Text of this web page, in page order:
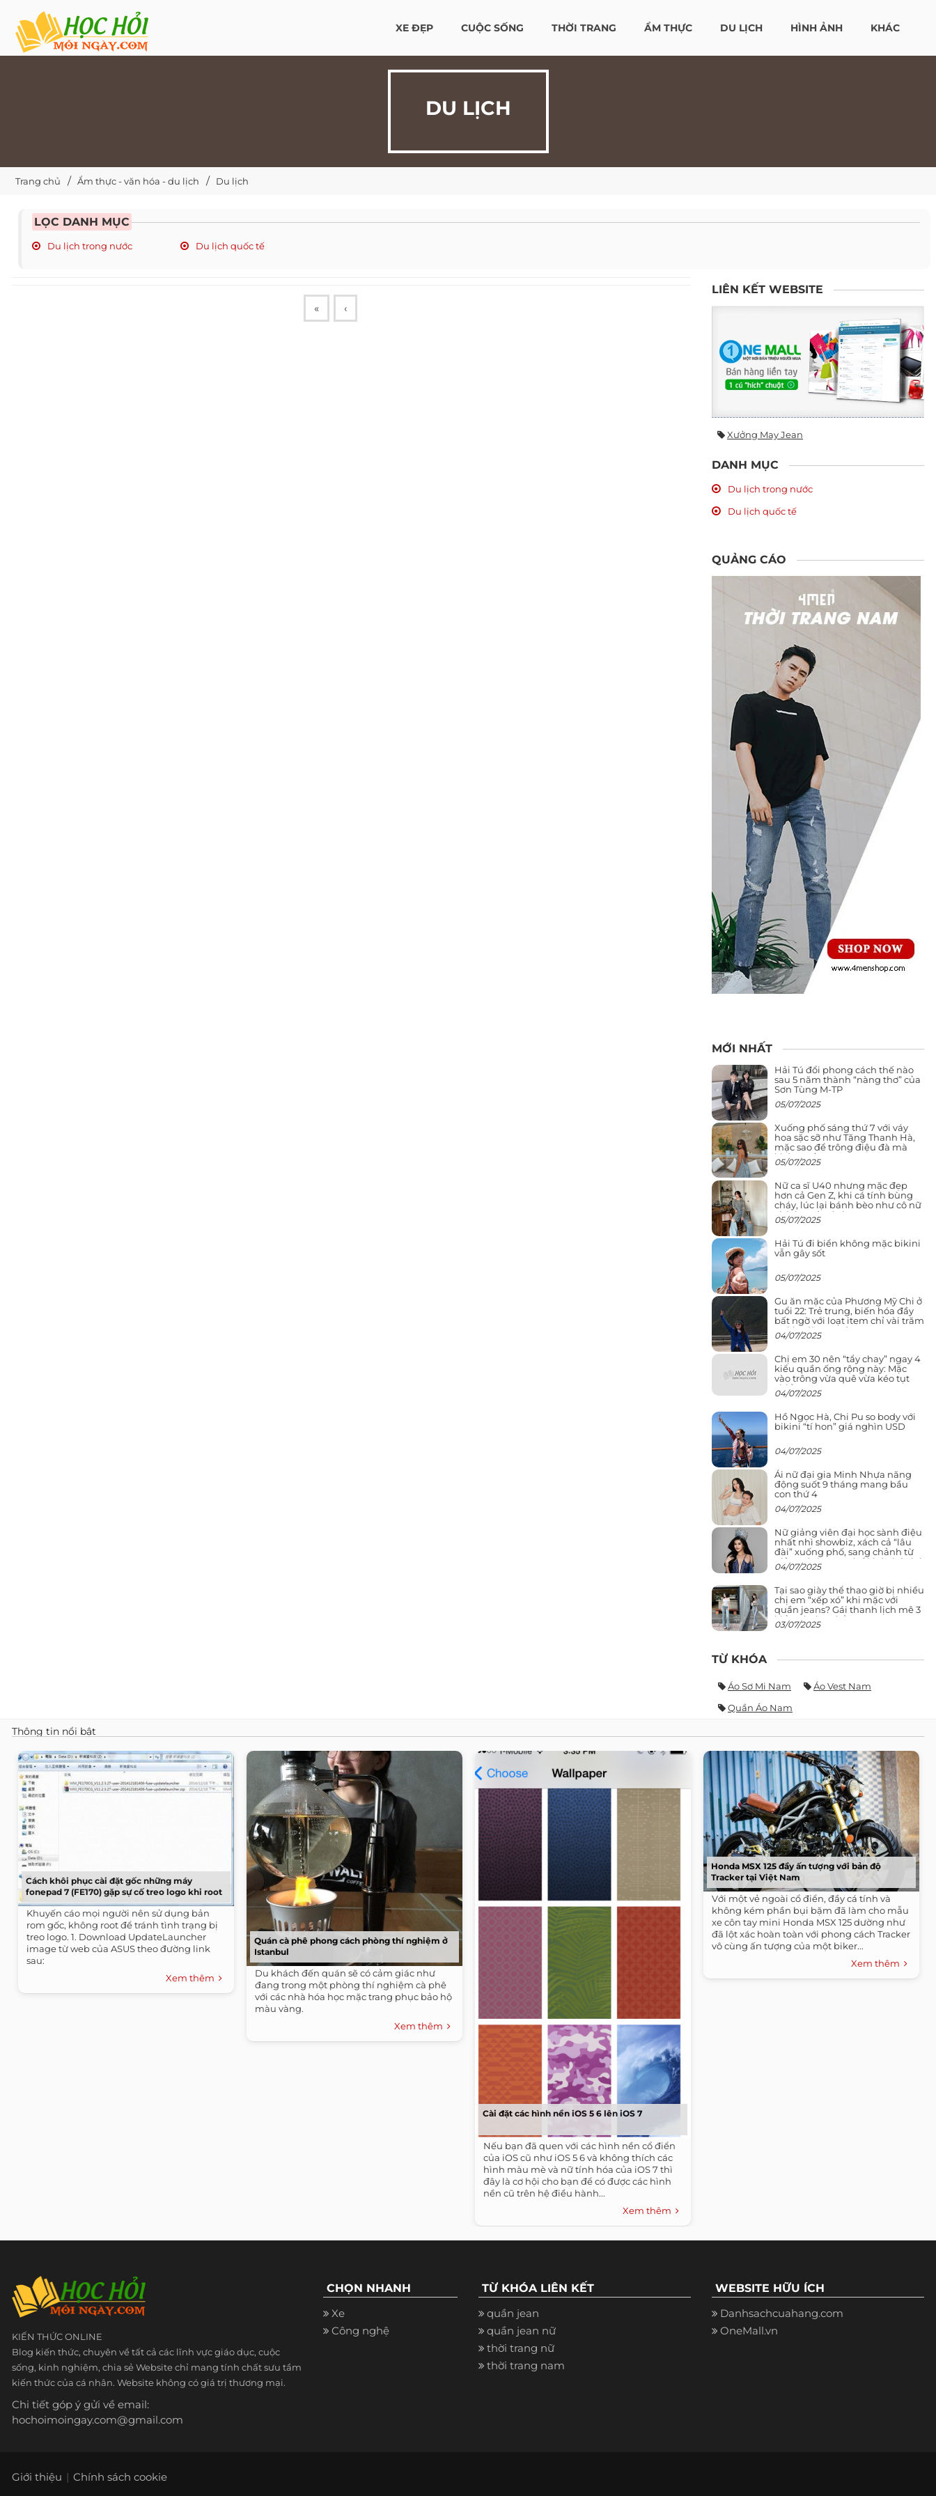
XE ĐẸP CUỘC SỐNG THỜI TRANG ẨM THỰC DU LỊCH HÌNH ẢNH KHÁC
DU LỊCH
Trang chủ Ẩm thực - văn hóa - du lịch Du lịch
LỌC DANH MỤC
Du lịch trong nước Du lịch quốc tế
« ‹
LIÊN KẾT WEBSITE
Xưởng May Jean
DANH MỤC
Du lịch trong nước
Du lịch quốc tế
QUẢNG CÁO
MỚI NHẤT
Hải Tú đổi phong cách thế nào
sau 5 năm thành “nàng thơ” của
Sơn Tùng M-TP
05/07/2025
Xuống phố sáng thứ 7 với váy
hoa sặc sỡ như Tăng Thanh Hà,
mặc sao để trông điệu đà mà
không sến
05/07/2025
Nữ ca sĩ U40 nhưng mặc đẹp
hơn cả Gen Z, khi cá tính bùng
cháy, lúc lại bánh bèo như cô nữ
chính ngôn tình
05/07/2025
Hải Tú đi biển không mặc bikini
vẫn gây sốt
05/07/2025
Gu ăn mặc của Phương Mỹ Chi ở
tuổi 22: Trẻ trung, biến hóa đầy
bất ngờ với loạt item chỉ vài trăm
nghìn đã mua được
04/07/2025
Chị em 30 nên “tẩy chay” ngay 4
kiểu quần ống rộng này: Mặc
vào trông vừa quê vừa kéo tụt
chiều cao
04/07/2025
Hồ Ngọc Hà, Chi Pu so body với
bikini “tí hon” giá nghìn USD
04/07/2025
Ái nữ đại gia Minh Nhựa năng
động suốt 9 tháng mang bầu
con thứ 4
04/07/2025
Nữ giảng viên đại học sành điệu
nhất nhì showbiz, xách cả “lâu
đài” xuống phố, sang chảnh từ
giảng đường ra phố khó ai đọ lại
04/07/2025
Tại sao giày thể thao giờ bị nhiều
chị em “xếp xó” khi mặc với
quần jeans? Gái thanh lịch mê 3
kiểu này hơn hẳn
03/07/2025
TỪ KHÓA
Áo Sơ Mi Nam
Áo Vest Nam
Quần Áo Nam
Thông tin nổi bật
Cách khôi phục cài đặt gốc những máy
fonepad 7 (FE170) gặp sự cố treo logo khi root
Khuyến cáo mọi người nên sử dụng bản
rom gốc, không root để tránh tình trạng bị
treo logo. 1. Download UpdateLauncher
image từ web của ASUS theo đường link
sau:
http://dlcdnet.asus.com/pub/ASUS/EeePAD/FE170CG/UL-
Xem thêm
Quán cà phê phong cách phòng thí nghiệm ở
Istanbul
Du khách đến quán sẽ có cảm giác như
đang trong một phòng thí nghiệm cà phê
với các nhà hóa học mặc trang phục bảo hộ
màu vàng.
Xem thêm
Cài đặt các hình nền iOS 5 6 lên iOS 7
Nếu bạn đã quen với các hình nền cổ điển
của iOS cũ như iOS 5 6 và không thích các
hình màu mè và nữ tính hóa của iOS 7 thì
đây là cơ hội cho bạn để có được các hình
nền cũ trên hệ điều hành...
Xem thêm
Honda MSX 125 đầy ấn tượng với bản độ
Tracker tại Việt Nam
Với một vẻ ngoài cổ điển, đầy cá tính và
không kém phần bụi bặm đã làm cho mẫu
xe côn tay mini Honda MSX 125 dường như
đã lột xác hoàn toàn với phong cách Tracker
vô cùng ấn tượng của một biker...
Xem thêm
KIẾN THỨC ONLINE
Blog kiến thức, chuyên về tất cả các lĩnh vực giáo dục, cuộc
sống, kinh nghiệm, chia sẻ Website chỉ mang tính chất sưu tầm
kiến thức của cá nhân. Website không có giá trị thương mại.
Chi tiết góp ý gửi về email:
hochoimoingay.com@gmail.com
CHỌN NHANH
Xe
Công nghệ
TỪ KHÓA LIÊN KẾT
quần jean
quần jean nữ
thời trang nữ
thời trang nam
WEBSITE HỮU ÍCH
Danhsachcuahang.com
OneMall.vn
Giới thiệu Chính sách cookie